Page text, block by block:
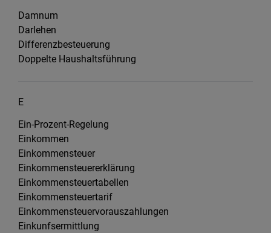
Damnum
Darlehen
Differenzbesteuerung
Doppelte Haushaltsführung
E
Ein-Prozent-Regelung
Einkommen
Einkommensteuer
Einkommensteuererklärung
Einkommensteuertabellen
Einkommensteuertarif
Einkommensteuervorauszahlungen
Einkunfsermittlung